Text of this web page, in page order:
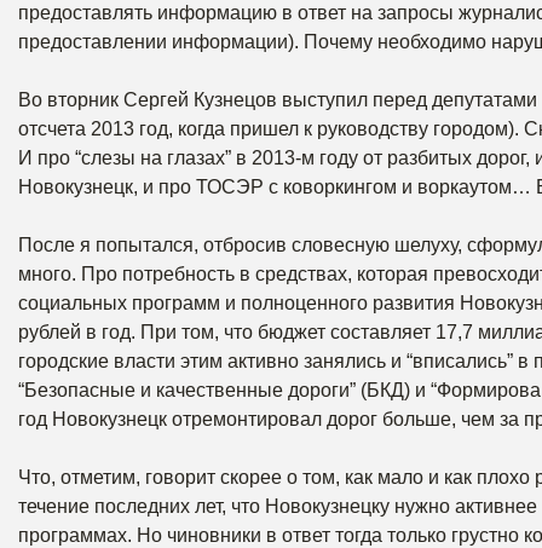
предоставлять информацию в ответ на запросы
предоставлении информации). Почему необходимо
Во вторник Сергей Кузнецов выступил перед
отсчета 2013 год, когда пришел к руководству
И про “слезы на глазах” в 2013-м году от разбитых
Новокузнецк, и про ТОСЭР с коворкингом и воркаутом…
После я попытался, отбросив словесную шелуху,
много. Про потребность в средствах, которая
социальных программ и полноценного развития
рублей в год. При том, что бюджет составляет 17,7
городские власти этим активно занялись и “вписались”
“Безопасные и качественные дороги” (БКД) и
год Новокузнецк отремонтировал дорог больше, чем за
Что, отметим, говорит скорее о том, как мало и как
течение последних лет, что Новокузнецку нужно
программах. Но чиновники в ответ тогда только